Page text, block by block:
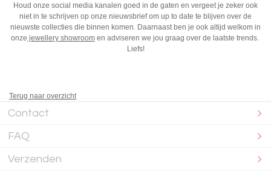
Houd onze social media kanalen goed in de gaten en vergeet je zeker ook
niet in te schrijven op onze nieuwsbrief om up to date te blijven over de
nieuwste collecties die binnen komen. Daarnaast ben je ook altijd welkom in
onze jewellery showroomen adviseren we jou graag over de laatste trends.
Liefs!
Terug naar overzicht
Contact
FAQ
Verzenden